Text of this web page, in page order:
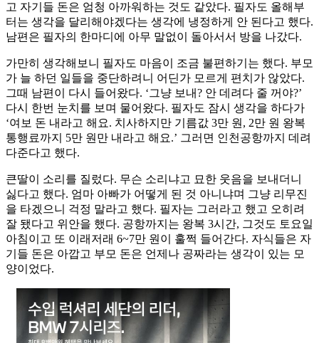
고 자기들 돈은 엄청 아까워하는 것도 같았다. 필자도 올해부
터는 생각을 달리해야겠다는 생각에 냉정하게 안 된다고 했다.
남편은 필자의 한마디에 아무 말없이 돌아서서 방을 나갔다.
가만히 생각해보니 필자도 마음이 조금 불편하기는 했다. 부모
가 늘 하던 일들을 중단하려니 어딘가 모르게 편치가 않았다.
그때 남편이 다시 들어왔다. ‘그냥 보내? 안 데려다 줄 꺼야?’
다시 한번 눈치를 보며 물어왔다. 필자도 잠시 생각을 하다가
‘여보 돈 내라고 해요. 치사하지만 기름값 3만 원, 2만 원 왕복
통행료까지 5만 원만 내라고 해요.’ 그러면 인천공항까지 데려
다준다고 했다.
큰딸이 소리를 질렀다. 무슨 소리냐고 묘한 웃음을 보내더니
싫다고 했다. 엄마 아빠가 어떻게 된 것 아니냐며 그냥 리무진
을 타겠으니 걱정 말라고 했다. 필자는 그러라고 했고 오히려
잘 됐다고 위안을 했다. 공항까지는 왕복 3시간, 그것도 토요일
아침이고 또 이래저래 6~7만 원이 훌쩍 들어간다. 자식들은 자
기들 돈은 아깝고 부모 돈은 언제나 공짜라는 생각이 있는 모
양이었다.